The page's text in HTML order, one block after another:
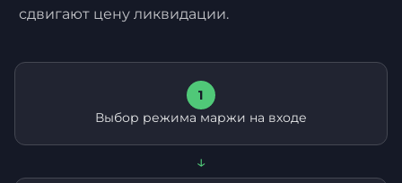
сдвигают цену ликвидации.
1
Выбор режима маржи на входе
↓